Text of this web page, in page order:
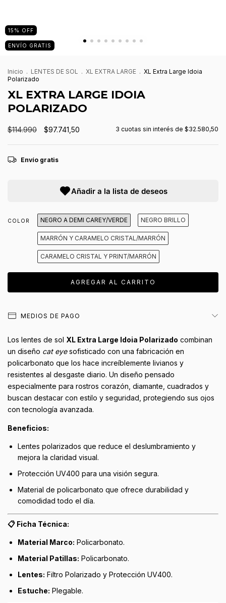
15 % OFF
ENVÍO GRATIS
Inicio . LENTES DE SOL . XL EXTRA LARGE . XL Extra Large Idoia
Polarizado
XL EXTRA LARGE IDOIA
POLARIZADO
$114.990 $97.741,50 3 cuotas sin interés de $32.580,50
Envío gratis
Añadir a la lista de deseos
COLOR NEGRO A DEMI CAREY/VERDE NEGRO BRILLO
MARRÓN Y CARAMELO CRISTAL/MARRÓN
CARAMELO CRISTAL Y PRINT/MARRÓN
MEDIOS DE PAGO
Los lentes de sol XL Extra Large Idoia Polarizado combinan
un diseño cat eyesofisticado con una fabricación en
policarbonato que los hace increíblemente livianos y
resistentes al desgaste diario. Un diseño pensado
especialmente para rostros corazón, diamante, cuadrados y
buscan destacar con estilo y seguridad, protegiendo sus ojos
con tecnología avanzada.
Beneficios:
Lentes polarizados que reduce el deslumbramiento y
mejora la claridad visual.
Protección UV400 para una visión segura.
Material de policarbonato que ofrece durabilidad y
comodidad todo el día.
📋 Ficha Técnica:
Material Marco: Policarbonato.
Material Patillas: Policarbonato.
Lentes: Filtro Polarizado y Protección UV400.
Estuche: Plegable.